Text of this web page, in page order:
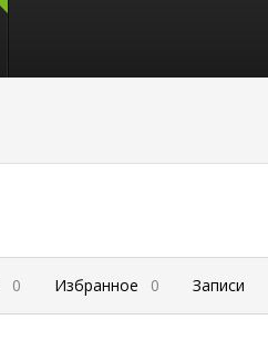
0 Избранное 0 Записи